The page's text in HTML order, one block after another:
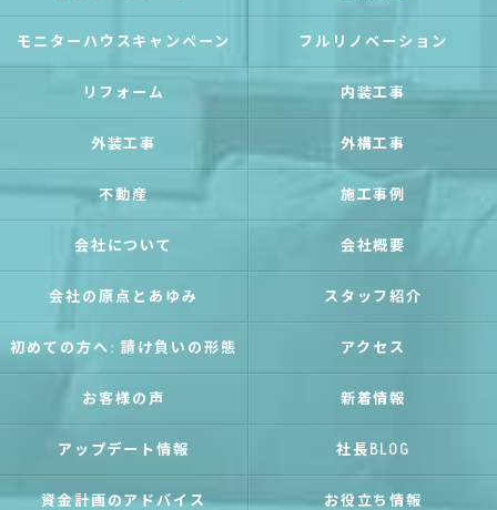
モニターハウスキャンペーン フルリノベーション
リフォーム 内装工事
外装工事 外構工事
不動産 施工事例
会社について 会社概要
会社の原点とあゆみ スタッフ紹介
初めての方へ: 請け負いの形態 アクセス
お客様の声 新着情報
アップデート情報 社長BLOG
資金計画のアドバイス お役立ち情報